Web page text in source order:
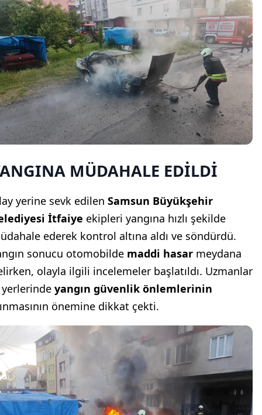
MÜDAHALE EDİLDİ
yerine sevk edilen Samsun Büyükşehir
İtfaiye ekipleri yangına hızlı şekilde
ederek kontrol altına aldı ve söndürdü.
sonucu otomobilde maddi hasar meydana
olayla ilgili incelemeler başlatıldı. Uzmanlar
yangın güvenlik önlemlerinin
önemine dikkat çekti.